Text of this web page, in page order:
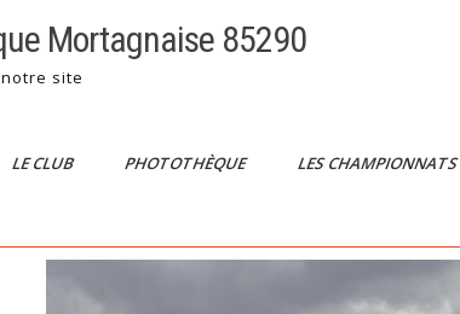
Mortagnaise 85290
site
LE CLUB PHOTOTHÈQUE LES CHAMPIONNATS